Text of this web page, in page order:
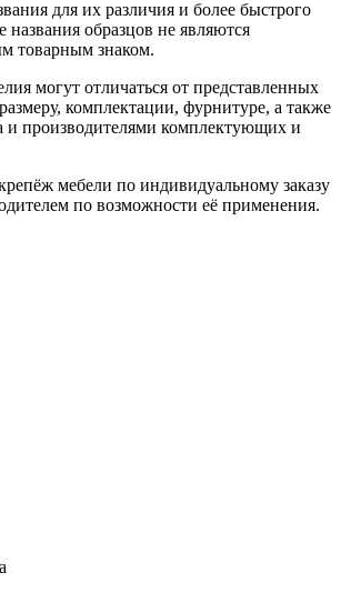
для их различия и более быстрого
названия образцов не являются
товарным знаком.
могут отличаться от представленных
комплектации, фурнитуре, а также
и производителями комплектующих и
мебели по индивидуальному заказу
по возможности её применения.